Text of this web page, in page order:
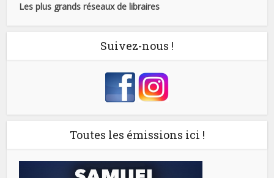
Les plus grands réseaux de libraires
Suivez-nous !
Toutes les émissions ici !